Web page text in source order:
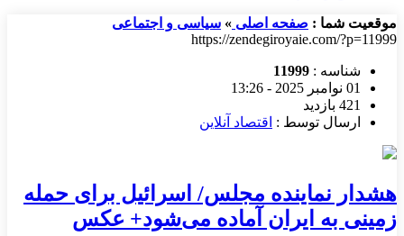
موقعیت شما : صفحه اصلی » سیاسی و اجتماعی
https://zendegiroyaie.com/?p=11999
شناسه : 11999
01 نوامبر 2025 - 13:26
421 بازدید
ارسال توسط : اقتصاد آنلاین
هشدار نماینده مجلس/ اسرائیل برای حمله
زمینی به ایران آماده می‌شود+ عکس